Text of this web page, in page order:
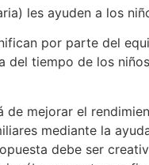
les ayuden a los
por parte del
tiempo de los
mejorar el
mediante la
debe ser